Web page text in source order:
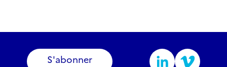
S'abonner